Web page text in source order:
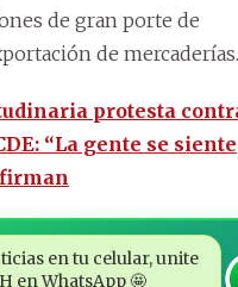
de gran porte de
de mercaderías.
protesta
“La gente se siente
en tu celular, unite
en WhatsApp 🤩